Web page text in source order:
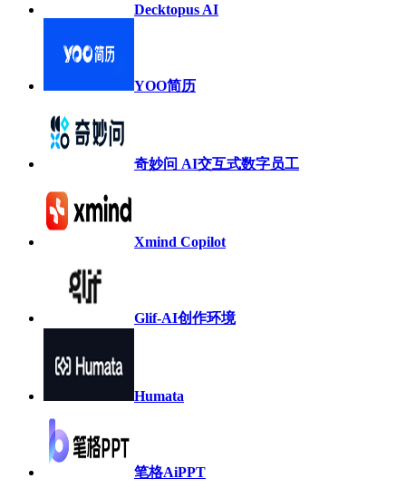
Decktopus AI
YOO简历
奇妙问 AI交互式数字员工
Xmind Copilot
Glif-AI创作环境
Humata
笔格AiPPT